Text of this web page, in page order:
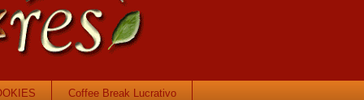
Coffee Break Lucrativo